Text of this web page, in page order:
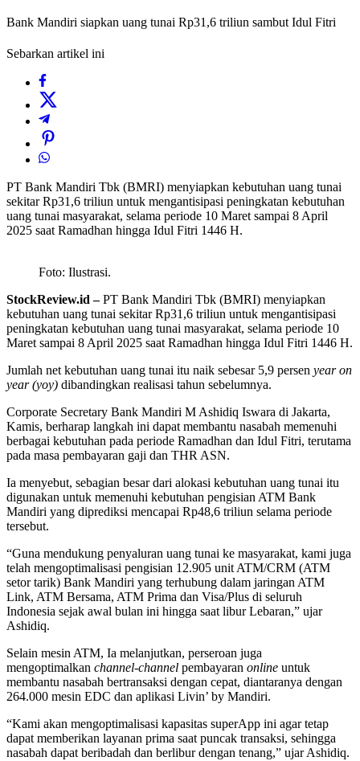
Bank Mandiri siapkan uang tunai Rp31,6 triliun sambut Idul Fitri
Sebarkan artikel ini
PT Bank Mandiri Tbk (BMRI) menyiapkan kebutuhan uang tunai
sekitar Rp31,6 triliun untuk mengantisipasi peningkatan kebutuhan
uang tunai masyarakat, selama periode 10 Maret sampai 8 April
2025 saat Ramadhan hingga Idul Fitri 1446 H.
Foto: Ilustrasi.
StockReview.id –PT Bank Mandiri Tbk (BMRI) menyiapkan
kebutuhan uang tunai sekitar Rp31,6 triliun untuk mengantisipasi
peningkatan kebutuhan uang tunai masyarakat, selama periode 10
Maret sampai 8 April 2025 saat Ramadhan hingga Idul Fitri 1446 H.
Jumlah net kebutuhan uang tunai itu naik sebesar 5,9 persen year on
year (yoy) dibandingkan realisasi tahun sebelumnya.
Corporate Secretary Bank Mandiri M Ashidiq Iswara di Jakarta,
Kamis, berharap langkah ini dapat membantu nasabah memenuhi
berbagai kebutuhan pada periode Ramadhan dan Idul Fitri, terutama
pada masa pembayaran gaji dan THR ASN.
Ia menyebut, sebagian besar dari alokasi kebutuhan uang tunai itu
digunakan untuk memenuhi kebutuhan pengisian ATM Bank
Mandiri yang diprediksi mencapai Rp48,6 triliun selama periode
tersebut.
“Guna mendukung penyaluran uang tunai ke masyarakat, kami juga
telah mengoptimalisasi pengisian 12.905 unit ATM/CRM (ATM
setor tarik) Bank Mandiri yang terhubung dalam jaringan ATM
Link, ATM Bersama, ATM Prima dan Visa/Plus di seluruh
Indonesia sejak awal bulan ini hingga saat libur Lebaran,” ujar
Ashidiq.
Selain mesin ATM, Ia melanjutkan, perseroan juga
mengoptimalkan channel-channel pembayaran online untuk
membantu nasabah bertransaksi dengan cepat, diantaranya dengan
264.000 mesin EDC dan aplikasi Livin’ by Mandiri.
“Kami akan mengoptimalisasi kapasitas superApp ini agar tetap
dapat memberikan layanan prima saat puncak transaksi, sehingga
nasabah dapat beribadah dan berlibur dengan tenang,” ujar Ashidiq.